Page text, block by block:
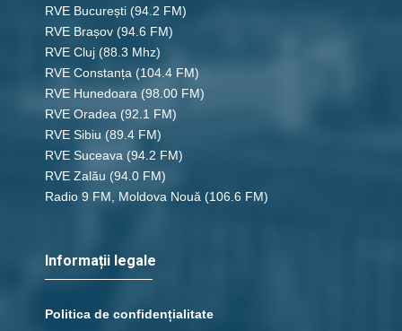
RVE București (94.2 FM)
RVE Brașov (94.6 FM)
RVE Cluj (88.3 Mhz)
RVE Constanța (104.4 FM)
RVE Hunedoara (98.00 FM)
RVE Oradea (92.1 FM)
RVE Sibiu (89.4 FM)
RVE Suceava (94.2 FM)
RVE Zalău (94.0 FM)
Radio 9 FM, Moldova Nouă (106.6 FM)
Informații legale
Politica de confidențialitate